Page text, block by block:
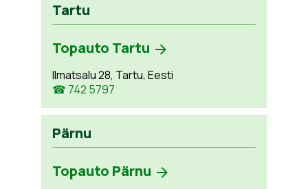
Tartu
Topauto Tartu
Ilmatsalu 28, Tartu, Eesti
☎ 742 5797
Pärnu
Topauto Pärnu